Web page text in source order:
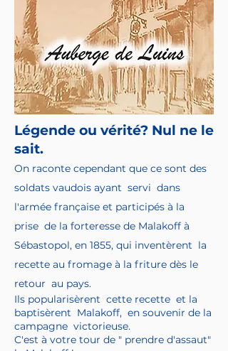
Légende ou vérité? Nul ne le
sait.
On raconte cependant que ce sont des
soldats vaudois ayant servi dans
l'armée française et participés à la
prise de la forteresse de Malakoff à
Sébastopol, en 1855, qui inventèrent la
recette au fromage à la friture dès le
retour au pays.
Ils popularisèrent cette recette et la
baptisèrent Malakoff, en souvenir de la
campagne victorieuse.
C'est à votre tour de " prendre d'assaut"